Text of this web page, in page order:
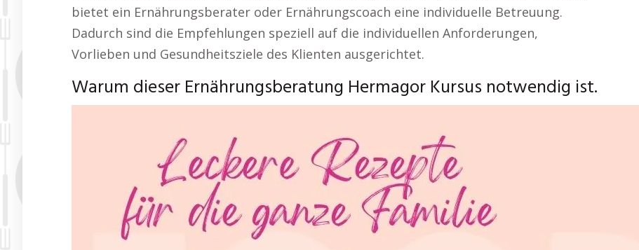
bietet ein Ernährungsberater oder Ernährungscoach eine individuelle Betreuung.
Dadurch sind die Empfehlungen speziell auf die individuellen Anforderungen,
Vorlieben und Gesundheitsziele des Klienten ausgerichtet.
Warum dieser Ernährungsberatung Hermagor Kursus notwendig ist.